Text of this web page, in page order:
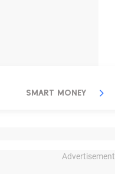
SMART MONEY
Advertisement